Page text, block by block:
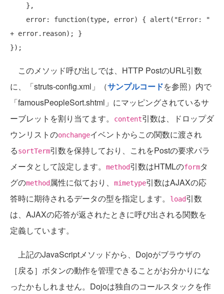
    error:
function(type, error) { alert( "Error: "
+ error.reason); }
このメソッド呼び出しでは、HTTP PostのURL引数
に、「struts-config.xml」（サンプルコードを参照）内で
「famousPeopleSort.shtml」にマッピングされているサ
ーブレットを割り当てます。
content引数は、ドロップダ
ウンリストのonchangeイベントからこの関数に渡され
るsortTerm引数を保持しており、これをPostの要求パラ
メータとして設定します。
method引数はHTMLのformタ
グのmethod 属性に似ており、 mimetype引数はAJAXの応
答時に期待されるデータの型を指定します。
load引数
は、AJAXの応答が返されたときに呼び出される関数を
定義しています。
上記のJavaScriptメソッドから、Dojoがブラウザの
［戻る］ボタンの動作を管理できることがお分かりにな
ったかもしれません。Dojoは独自のコールスタックを作